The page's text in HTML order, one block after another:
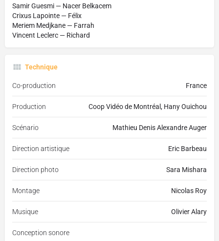
Samir Guesmi — Nacer Belkacem
Crixus Lapointe — Félix
Meriem Medjkane — Farrah
Vincent Leclerc — Richard
Technique
Co-production France
Production Coop Vidéo de Montréal, Hany Ouichou
Scénario Mathieu Denis Alexandre Auger
Direction artistique Eric Barbeau
Direction photo Sara Mishara
Montage Nicolas Roy
Musique Olivier Alary
Conception sonore